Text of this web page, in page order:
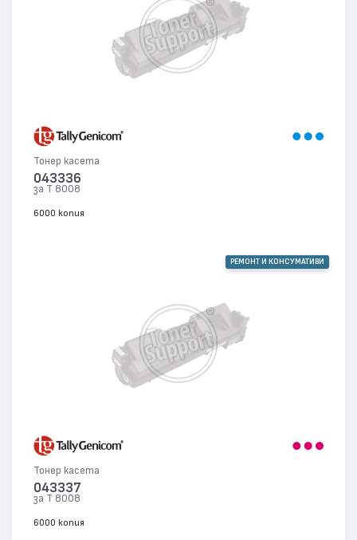
Тонер касета
043336
за T 8008
6000 копия
РЕМОНТ И КОНСУМАТИВИ
Тонер касета
043337
за T 8008
6000 копия